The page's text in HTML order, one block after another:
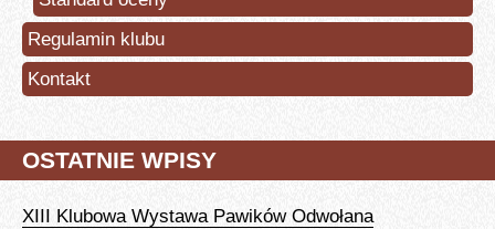
Regulamin klubu
Kontakt
OSTATNIE WPISY
XIII Klubowa Wystawa Pawików Odwołana